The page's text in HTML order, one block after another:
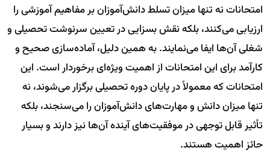
امتحانات نه تنها میزان تسلط دانش‌آموزان بر مفاهیم آموزشی را
ارزیابی می‌کنند، بلکه نقش بسزایی در تعیین سرنوشت تحصیلی و
شغلی آن‌ها ایفا می‌نمایند. به همین دلیل، آماده‌سازی صحیح و
کارآمد برای این امتحانات از اهمیت ویژه‌ای برخوردار است. این
امتحانات که معمولاً در پایان دوره تحصیلی برگزار می‌شوند، نه
تنها میزان دانش و مهارت‌های دانش‌آموزان را می‌سنجند، بلکه
تأثیر قابل توجهی در موفقیت‌های آینده آن‌ها نیز دارند و بسیار
حائز اهمیت هستند.